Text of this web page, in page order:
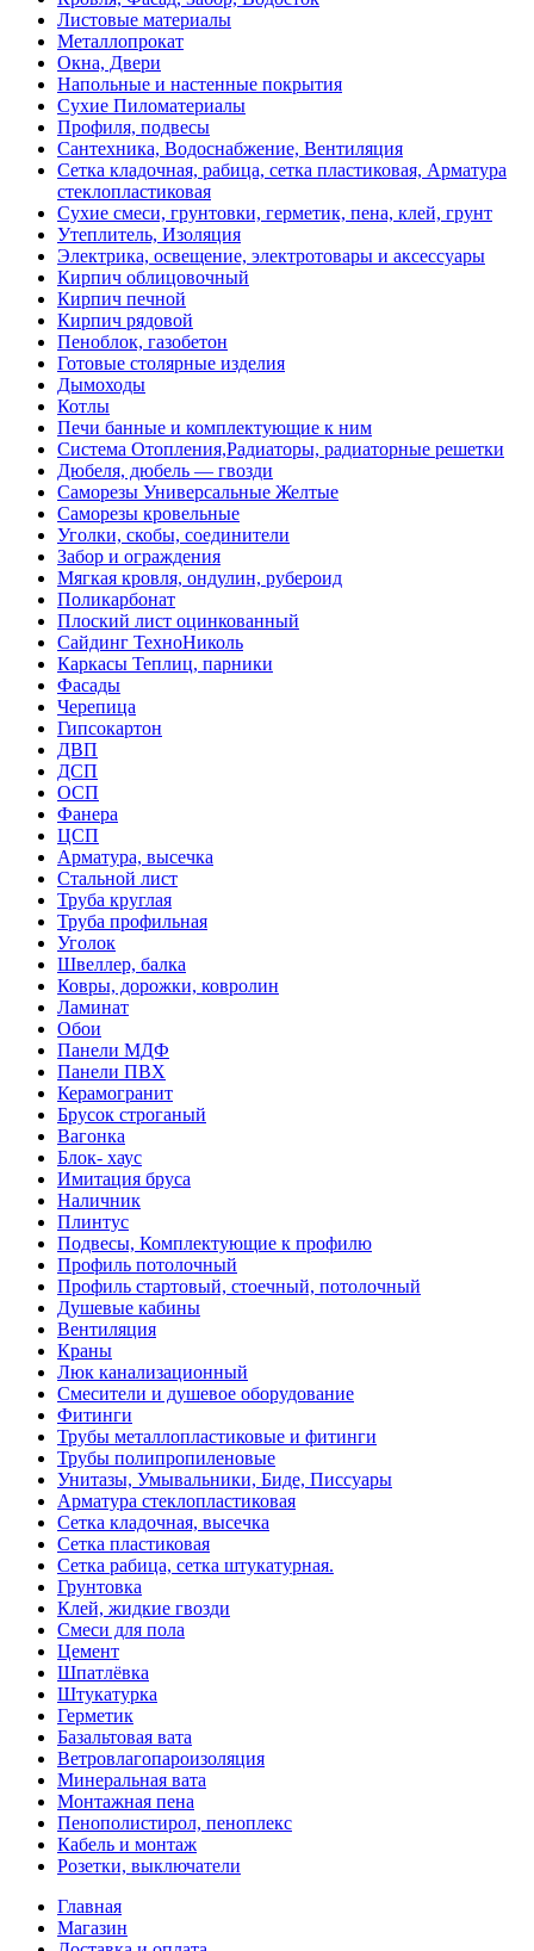
Листовые материалы
Металлопрокат
Окна, Двери
Напольные и настенные покрытия
Сухие Пиломатериалы
Профиля, подвесы
Сантехника, Водоснабжение, Вентиляция
Сетка кладочная, рабица, сетка пластиковая, Арматура
стеклопластиковая
Сухие смеси, грунтовки, герметик, пена, клей, грунт
Утеплитель, Изоляция
Электрика, освещение, электротовары и аксессуары
Кирпич облицовочный
Кирпич печной
Кирпич рядовой
Пеноблок, газобетон
Готовые столярные изделия
Дымоходы
Котлы
Печи банные и комплектующие к ним
Система Отопления,Радиаторы, радиаторные решетки
Дюбеля, дюбель — гвозди
Саморезы Универсальные Желтые
Саморезы кровельные
Уголки, скобы, соединители
Забор и ограждения
Мягкая кровля, ондулин, рубероид
Поликарбонат
Плоский лист оцинкованный
Сайдинг ТехноНиколь
Каркасы Теплиц, парники
Фасады
Черепица
Гипсокартон
ДВП
ДСП
ОСП
Фанера
ЦСП
Арматура, высечка
Стальной лист
Труба круглая
Труба профильная
Уголок
Швеллер, балка
Ковры, дорожки, ковролин
Ламинат
Обои
Панели МДФ
Панели ПВХ
Керамогранит
Брусок строганый
Вагонка
Блок- хаус
Имитация бруса
Наличник
Плинтус
Подвесы, Комплектующие к профилю
Профиль потолочный
Профиль стартовый, стоечный, потолочный
Душевые кабины
Вентиляция
Краны
Люк канализационный
Смесители и душевое оборудование
Фитинги
Трубы металлопластиковые и фитинги
Трубы полипропиленовые
Унитазы, Умывальники, Биде, Писсуары
Арматура стеклопластиковая
Сетка кладочная, высечка
Сетка пластиковая
Сетка рабица, сетка штукатурная.
Грунтовка
Клей, жидкие гвозди
Смеси для пола
Цемент
Шпатлёвка
Штукатурка
Герметик
Базальтовая вата
Ветровлагопароизоляция
Минеральная вата
Монтажная пена
Пенополистирол, пеноплекс
Кабель и монтаж
Розетки, выключатели
Главная
Магазин